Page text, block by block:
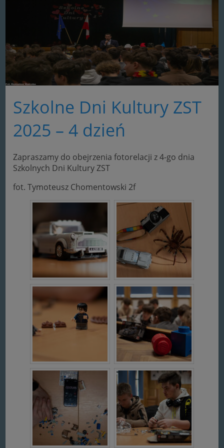
Szkolne Dni Kultury ZST
2025 – 4 dzień
Zapraszamy do obejrzenia fotorelacji z 4-go dnia
Szkolnych Dni Kultury ZST
fot. Tymoteusz Chomentowski 2f